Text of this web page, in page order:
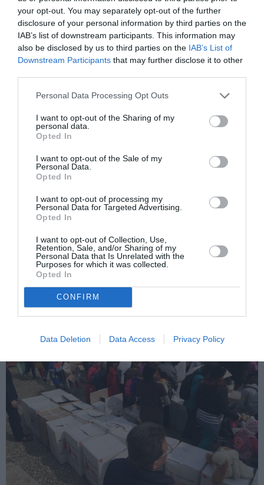
your opt-out. You may separately opt-out of the further
disclosure of your personal information by third parties on the
IAB’s list of downstream participants. This information may
also be disclosed by us to third parties on the IAB’s List of
Downstream Participants that may further disclose it to other
Personal Data Processing Opt Outs
I want to opt-out of the Sharing of my
personal data.
Opted In
I want to opt-out of the Sale of my
Personal Data.
Opted In
I want to opt-out of processing my
Personal Data for Targeted Advertising.
Opted In
I want to opt-out of Collection, Use,
Retention, Sale, and/or Sharing of my
Personal Data that Is Unrelated with the
Purposes for which it was collected.
Opted In
CONFIRM
Data Deletion Data Access Privacy Policy
primari, domnului Nistor Bratosin din comuna
Urechești și domnului Nicolae Ciocănel din comuna
Popeștipentru entuziasmul cu care au sprijinit